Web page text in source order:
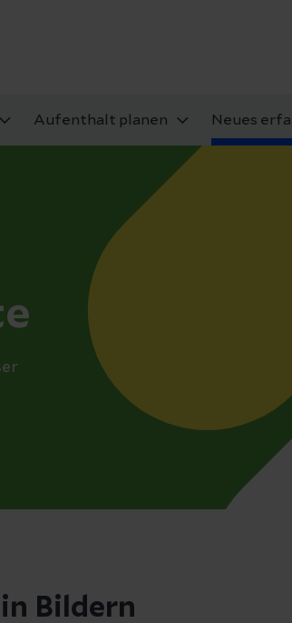
Aufenthalt planen Neues
Bildern